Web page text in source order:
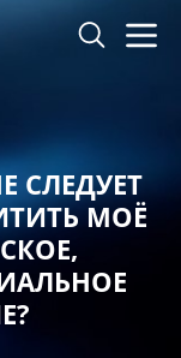
СЛЕДУЕТ
МОЁ